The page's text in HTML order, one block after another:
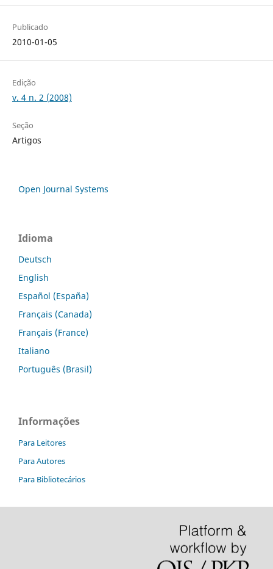
Publicado
2010-01-05
Edição
v. 4 n. 2 (2008)
Seção
Artigos
Open Journal Systems
Idioma
Deutsch
English
Español (España)
Français (Canada)
Français (France)
Italiano
Português (Brasil)
Informações
Para Leitores
Para Autores
Para Bibliotecários